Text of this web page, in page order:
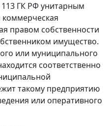
113 ГК РФ унитарным
правом собственности
имущество.
или муниципального
соответственно
такому предприятию
или оперативного